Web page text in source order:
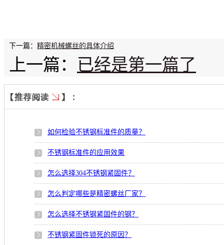
下一篇： 精密机械螺丝的具体介绍
上一篇： 已经是第一篇了
如何检验不锈钢标准件的质量？
不锈钢标准件的应用效果
怎么选择304不锈钢紧固件？
怎么判定哪些是精密螺丝厂家？
怎么选择不锈钢紧固件的钢？
不锈钢紧固件锁死的原因？